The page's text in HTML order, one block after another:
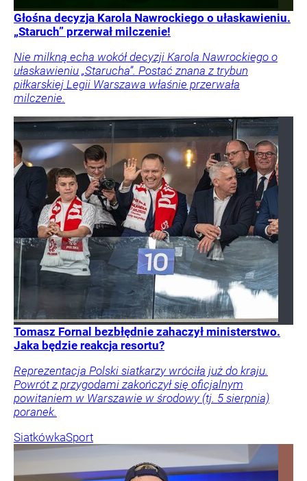
Głośna decyzja Karola Nawrockiego o ułaskawieniu.
„Staruch” przerwał milczenie!
Nie milkną echa wokół decyzji Karola Nawrockiego o
ułaskawieniu „Starucha”. Postać znana z trybun
piłkarskiej Legii Warszawa właśnie przerwała
milczenie.
Tomasz Fornal bezbłędnie zahaczył ministerstwo.
Jaka będzie reakcja resortu?
Reprezentacja Polski siatkarzy wróciła już do kraju.
Powrót z przygodami zakończył się oficjalnym
powitaniem w Warszawie w środowy (tj. 5 sierpnia)
poranek.
SiatkówkaSport